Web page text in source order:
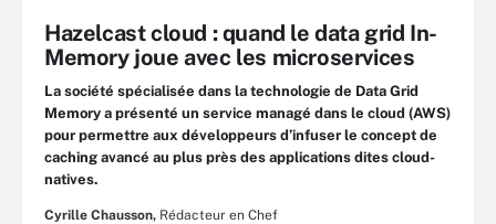
Hazelcast cloud : quand le data grid In-
Memory joue avec les microservices
La société spécialisée dans la technologie de Data Grid
Memory a présenté un service managé dans le cloud (AWS)
pour permettre aux développeurs d’infuser le concept de
caching avancé au plus près des applications dites cloud-
natives.
Cyrille Chausson, Rédacteur en Chef